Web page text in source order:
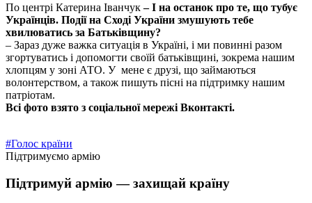
По центрі Катерина Іванчук– І на останок про те, що тубує
Українців. Події на Сході України змушують тебе
хвилюватись за Батьківщину?
– Зараз дуже важка ситуація в Україні, і ми повинні разом
згортуватись і допомогти своїй батьківщині, зокрема нашим
хлопцям у зоні АТО. У мене є друзі, що займаються
волонтерством, а також пишуть пісні на підтримку нашим
патріотам.
Всі фото взято з соціальної мережі Вконтакті.
#Голос країни
Підтримуємо армію
Підтримуй армію — захищай країну